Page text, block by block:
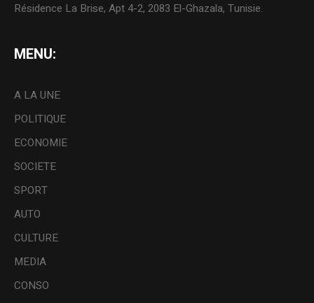
Résidence La Brise, Apt 4-2, 2083 El-Ghazala, Tunisie.
MENU:
A LA UNE
POLITIQUE
ECONOMIE
SOCIETE
SPORT
AUTO
CULTURE
MEDIA
CONSO